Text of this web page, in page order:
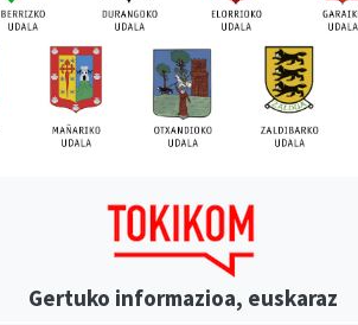
Gertuko informazioa, euskaraz